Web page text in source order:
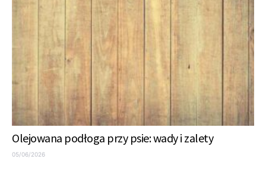
Olejowana podłoga przy psie: wady i zalety
05/06/2026